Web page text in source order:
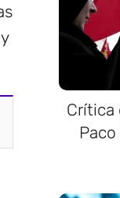
Crítica